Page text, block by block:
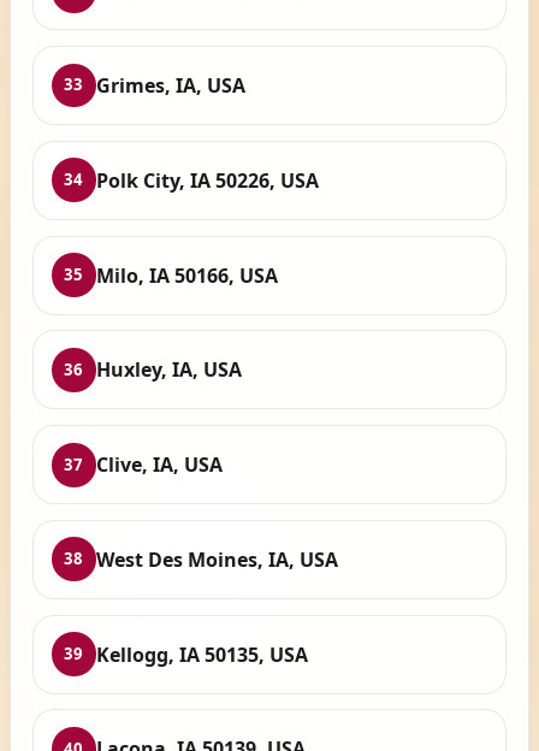
33 Grimes, IA, USA
34 Polk City, IA 50226, USA
35 Milo, IA 50166, USA
36 Huxley, IA, USA
37 Clive, IA, USA
38 West Des Moines, IA, USA
39 Kellogg, IA 50135, USA